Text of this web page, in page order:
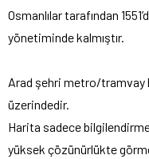
Osmanlılar tarafından
yönetiminde kalmıştır.
Arad şehri metro/tramvay
üzerindedir.
Harita sadece
yüksek çözünürlükte